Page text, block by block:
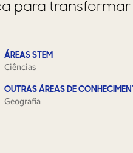
para transformar
ÁREAS STEM
Ciências
OUTRAS ÁREAS DE
Geografia